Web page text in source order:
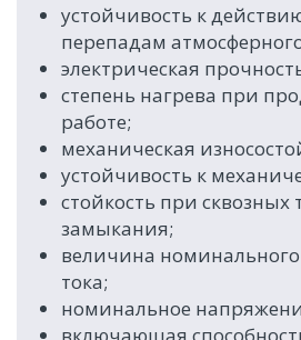
устойчивость к
перепадам
электрическая
степень нагрева при
работе;
механическая
устойчивость к
стойкость при сквозных
замыкания;
величина
тока;
номинальное
включающая